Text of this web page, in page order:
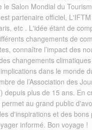
le Salon Mondial du
partenaire officiel,
etc . L'idée étant de
changements de
connaître l’impact des
changements
dans le monde
de l’Association des
depuis plus de 15 ans. En
au grand public
d'inspirations et des bons
informé. Bon voyage !